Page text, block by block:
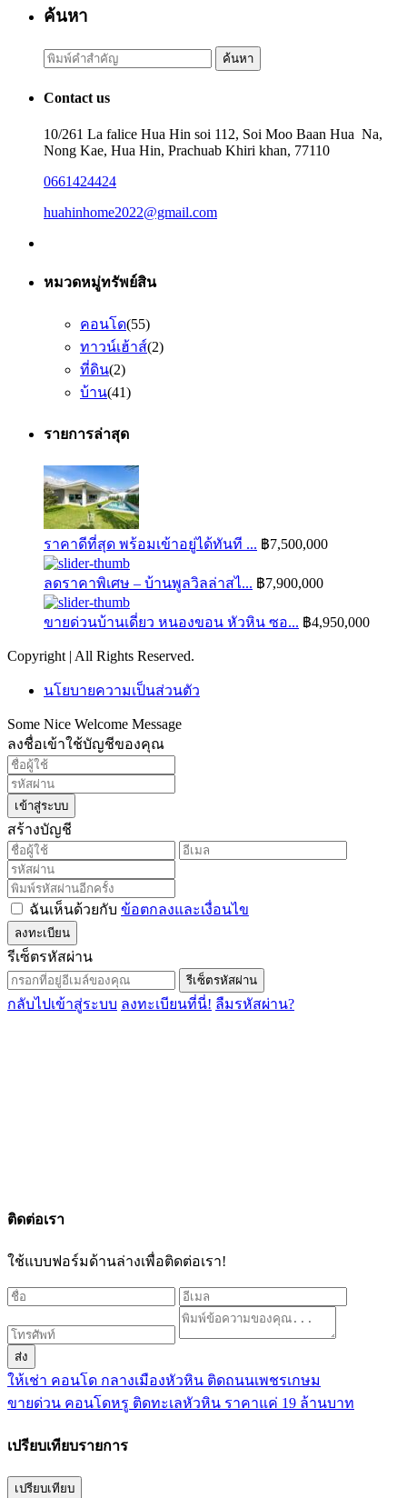
ค้นหา
Search
for:
ค้นหา
Contact us
10/261 La falice Hua Hin soi 112, Soi Moo Baan Hua Na,
Nong Kae, Hua Hin, Prachuab Khiri khan, 77110
0661424424
huahinhome2022@gmail.com
หมวดหมู่ทรัพย์สิน
คอนโด(55)
ทาวน์เฮ้าส์(2)
ที่ดิน(2)
บ้าน(41)
รายการล่าสุด
ราคาดีที่สุด พร้อมเข้าอยู่ได้ทันที ... ฿7,500,000
ลดราคาพิเศษ – บ้านพูลวิลล่าสไ... ฿7,900,000
ขายด่วนบ้านเดี่ยว หนองขอน หัวหิน ซอ... ฿4,950,000
Copyright | All Rights Reserved.
นโยบายความเป็นส่วนตัว
Some Nice Welcome Message
ลงชื่อเข้าใช้บัญชีของคุณ
เข้าสู่ระบบ
สร้างบัญชี
ฉันเห็นด้วยกับ ข้อตกลงและเงื่อนไข
ลงทะเบียน
รีเซ็ตรหัสผ่าน
รีเซ็ตรหัสผ่าน
กลับไปเข้าสู่ระบบ ลงทะเบียนที่นี่! ลืมรหัสผ่าน?
ติดต่อเรา
ใช้แบบฟอร์มด้านล่างเพื่อติดต่อเรา!
ส่ง
ให้เช่า คอนโด กลางเมืองหัวหิน ติดถนนเพชรเกษม
ขายด่วน คอนโดหรู ติดทะเลหัวหิน ราคาแค่ 19 ล้านบาท
เปรียบเทียบรายการ
เปรียบเทียบ